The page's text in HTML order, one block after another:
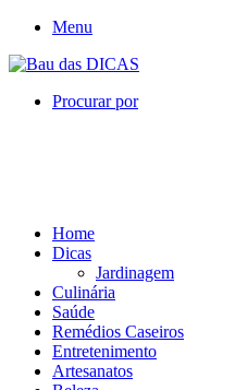
Menu
Procurar por
Home
Dicas
Jardinagem
Culinária
Saúde
Remédios Caseiros
Entretenimento
Artesanatos